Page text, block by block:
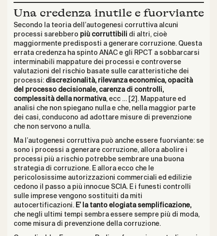
Una credenza inutile e fuorviante
Secondo la teoria dell’autogenesi corruttiva alcuni
processi sarebbero più corruttibili di altri, cioè
maggiormente predisposti a generare corruzione. Questa
errata credenza ha spinto ANAC e gli RPCT a sobbarcarsi
interminabili mappature dei processi e controverse
valutazioni del rischio basate sulle caratteristiche dei
processi: discrezionalità, rilevanza economica, opacità
del processo decisionale, carenza di controlli,
complessità della normativa, ecc … [2]. Mappature ed
analisi che non spiegano nulla e che, nella maggior parte
dei casi, conducono ad adottare misure di prevenzione
che non servono a nulla.
Ma l’autogenesi corruttiva può anche essere fuorviante: se
sono i processi a generare corruzione, allora abolire i
processi più a rischio potrebbe sembrare una buona
strategia di corruzione. E allora ecco che le
pericolosissime autorizzazioni commerciali ed edilizie
cedono il passo a più innocue SCIA. E i funesti controlli
sulle imprese vengono sostituiti da miti
autocertificazioni. E’ la tanto elogiata semplificazione,
che negli ultimi tempi sembra essere sempre più di moda,
come misura di prevenzione della corruzione.